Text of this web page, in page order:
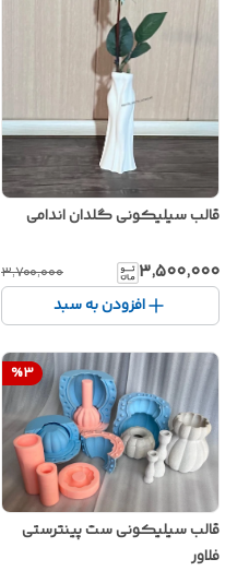
قالب سیلیکونی گلدان اندامی
۳٬۵۰۰٬۰۰۰ ۳٬۷۰۰٬۰۰۰
افزودن به سبد
%3
قالب سیلیکونی ست پینترستی
فلاور